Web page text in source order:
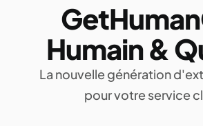
Humain &
La nouvelle génération
pour votre service